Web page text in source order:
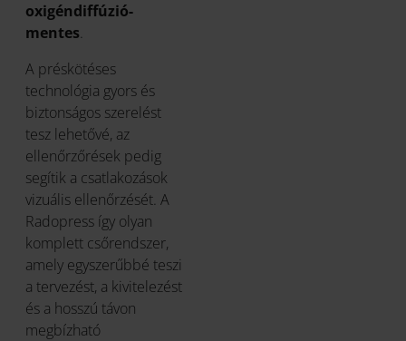
oxigéndiffúzió-
mentes.
A préskötéses
technológia gyors és
biztonságos szerelést
tesz lehetővé, az
ellenőrzőrések pedig
segítik a csatlakozások
vizuális ellenőrzését. A
Radopress így olyan
komplett csőrendszer,
amely egyszerűbbé teszi
a tervezést, a kivitelezést
és a hosszú távon
megbízható